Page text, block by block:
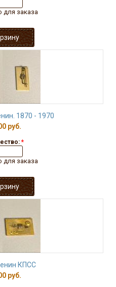
для заказа
1870 - 1970
руб.
*
для заказа
КПСС
руб.